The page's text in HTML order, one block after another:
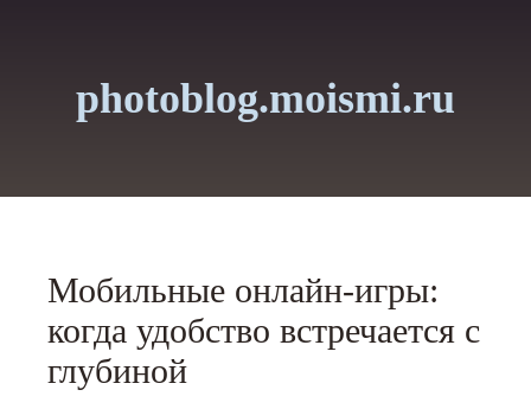
photoblog.moismi.ru
Мобильные онлайн-игры:
когда удобство встречается с
глубиной